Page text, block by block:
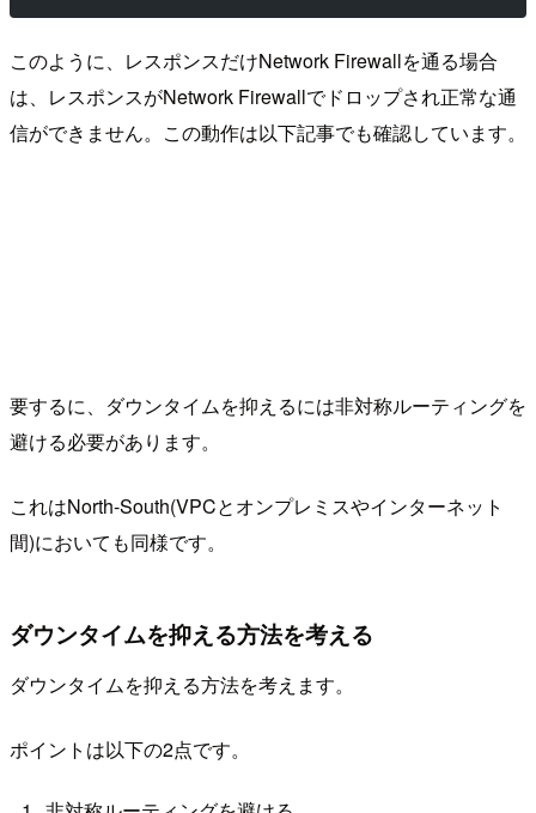
このように、レスポンスだけNetwork Firewallを通る場合
は、レスポンスがNetwork Firewallでドロップされ正常な通
信ができません。この動作は以下記事でも確認しています。
要するに、ダウンタイムを抑えるには非対称ルーティングを
避ける必要があります。
これはNorth-South(VPCとオンプレミスやインターネット
間)においても同様です。
ダウンタイムを抑える方法を考える
ダウンタイムを抑える方法を考えます。
ポイントは以下の2点です。